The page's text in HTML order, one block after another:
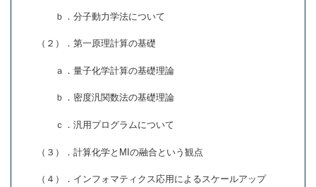
ｂ．分子動力学法について
（２）．第一原理計算の基礎
ａ．量子化学計算の基礎理論
ｂ．密度汎関数法の基礎理論
ｃ．汎用プログラムについて
（３）．計算化学とMIの融合という観点
（４）．インフォマティクス応用によるスケールアップ